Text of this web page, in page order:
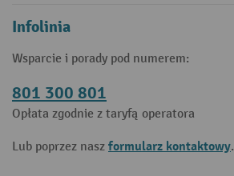
Infolinia
Wsparcie i porady pod numerem:
801 300 801
Opłata zgodnie z taryfą operatora
Lub poprzez nasz formularz kontaktowy.